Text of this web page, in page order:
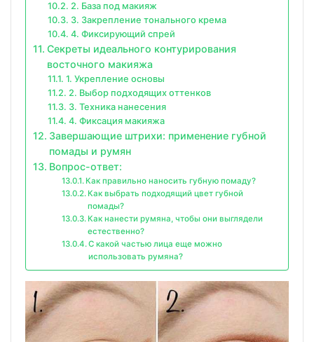
2. База под макияж
3. Закрепление тонального крема
4. Фиксирующий спрей
Секреты идеального контурирования
восточного макияжа
1. Укрепление основы
2. Выбор подходящих оттенков
3. Техника нанесения
4. Фиксация макияжа
Завершающие штрихи: применение губной
помады и румян
Вопрос-ответ:
Как правильно наносить губную помаду?
Как выбрать подходящий цвет губной
помады?
Как нанести румяна, чтобы они выглядели
естественно?
С какой частью лица еще можно
использовать румяна?